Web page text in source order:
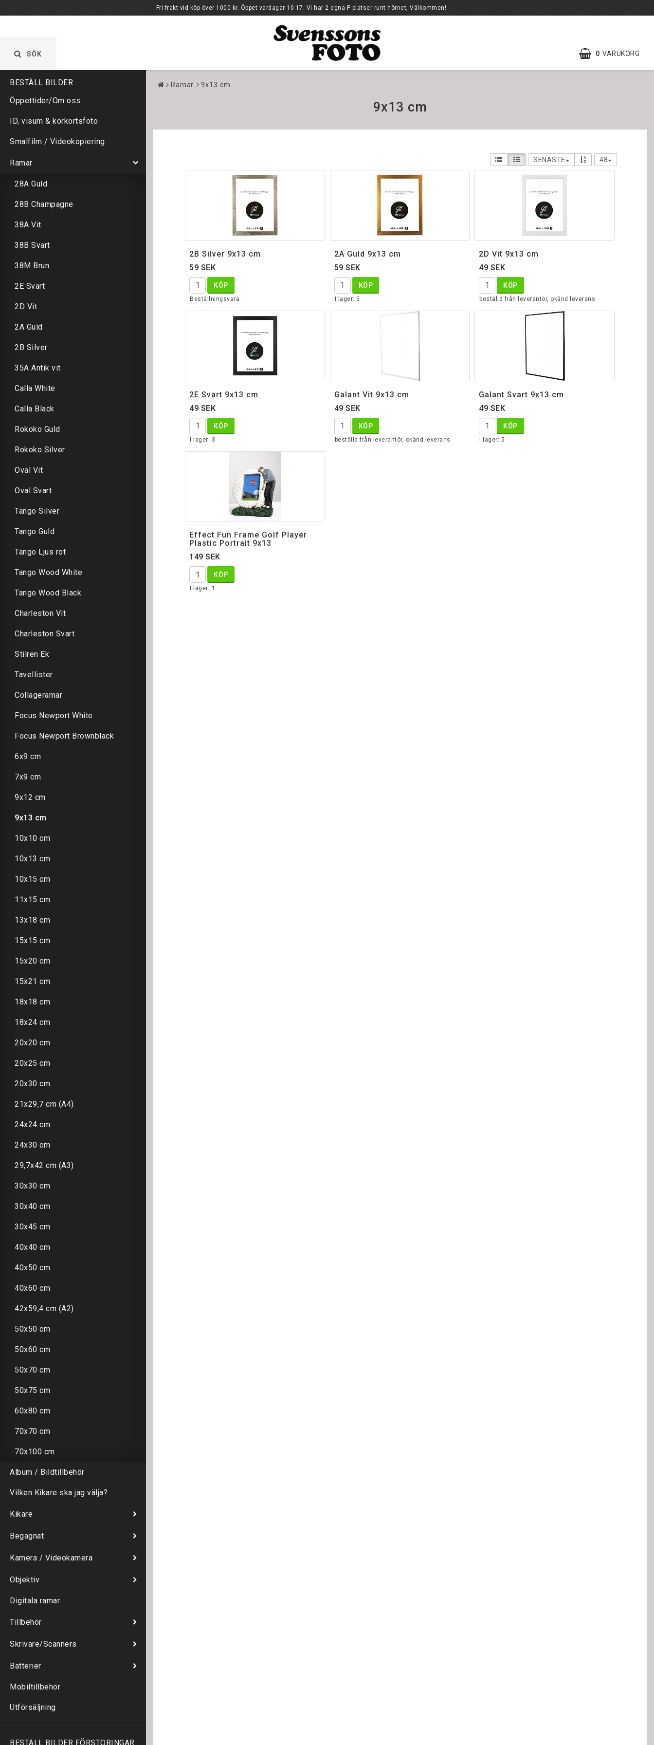
Fri frakt vid köp över 1000 kr. Öppet vardagar 10-17. Vi har 2 egna P-platser runt hörnet, Välkommen!
0 VARUKORG
SÖK
Öppettider/Om oss
ID, visum & körkortsfoto
Smalfilm / Videokopiering
Ramar
28A Guld
28B Champagne
38A Vit
38B Svart
38M Brun
2E Svart
2D Vit
2A Guld
2B Silver
35A Antik vit
Calla White
Calla Black
Rokoko Guld
Rokoko Silver
Oval Vit
Oval Svart
Tango Silver
Tango Guld
Tango Ljus rot
Tango Wood White
Tango Wood Black
Charleston Vit
Charleston Svart
Stilren Ek
Tavellister
Collageramar
Focus Newport White
Focus Newport Brownblack
6x9 cm
7x9 cm
9x12 cm
9x13 cm
10x10 cm
10x13 cm
10x15 cm
11x15 cm
13x18 cm
15x15 cm
15x20 cm
15x21 cm
18x18 cm
18x24 cm
20x20 cm
20x25 cm
20x30 cm
21x29,7 cm (A4)
24x24 cm
24x30 cm
29,7x42 cm (A3)
30x30 cm
30x40 cm
30x45 cm
40x40 cm
40x50 cm
40x60 cm
42x59,4 cm (A2)
50x50 cm
50x60 cm
50x70 cm
50x75 cm
60x80 cm
70x70 cm
70x100 cm
Album / Bildtillbehör
Vilken Kikare ska jag välja?
Kikare
Begagnat
Kamera / Videokamera
Objektiv
Digitala ramar
Tillbehör
Skrivare/Scanners
Batterier
Mobiltillbehör
Utförsäljning
BESTÄLL BILDER FÖRSTORINGAR
Ramar 9x13 cm
9x13 cm
SENASTE 48
2B Silver 9x13 cm
59 SEK
Beställningsvara.
KÖP
2A Guld 9x13 cm
59 SEK
I lager: 5
KÖP
2D Vit 9x13 cm
49 SEK
beställd från leverantör, okänd leverans
KÖP
2E Svart 9x13 cm
49 SEK
I lager: 3
KÖP
Galant Vit 9x13 cm
49 SEK
beställd från leverantör, okänd leverans
KÖP
Galant Svart 9x13 cm
49 SEK
I lager: 5
KÖP
Effect Fun Frame Golf Player
Plastic Portrait 9x13
149 SEK
I lager: 1
KÖP